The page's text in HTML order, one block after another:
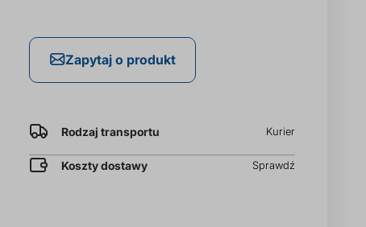
cena
kg
Zapytaj o produkt
Rodzaj transportu Kurier
Koszty dostawy Sprawdź